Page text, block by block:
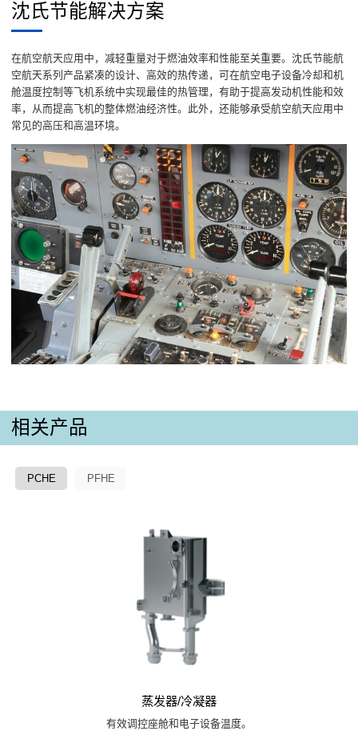
沈氏节能解决方案
在航空航天应用中，减轻重量对于燃油效率和性能至关重要。沈氏节能航
空航天系列产品紧凑的设计、高效的热传递，可在航空电子设备冷却和机
舱温度控制等飞机系统中实现最佳的热管理，有助于提高发动机性能和效
率，从而提高飞机的整体燃油经济性。此外，还能够承受航空航天应用中
常见的高压和高温环境。
相关产品
PCHE PFHE
蒸发器/冷凝器
有效调控座舱和电子设备温度。